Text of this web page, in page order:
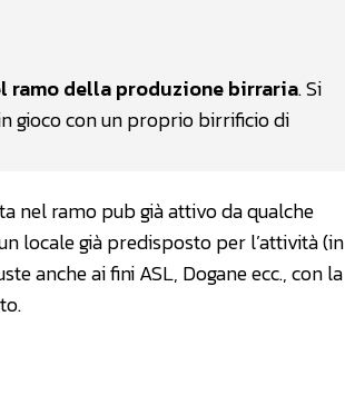
ramo della produzione birraria. Si
gioco con un proprio birrificio di
nel ramo pub già attivo da qualche
locale già predisposto per l’attività (in
anche ai fini ASL, Dogane ecc., con la